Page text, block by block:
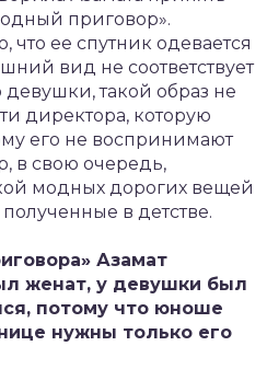
приговор».
что ее спутник одевается
вид не соответствует
девушки, такой образ не
директора, которую
его не воспринимают
в свою очередь,
модных дорогих вещей
в детстве.
Азамат
женат, у девушки был
потому что юноше
нужны только его